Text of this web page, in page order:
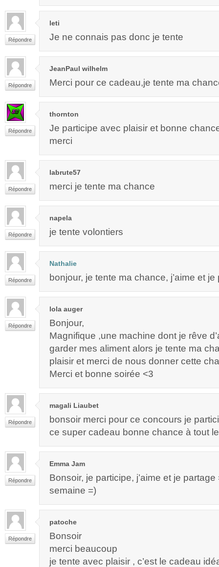
Répondre
leti
Je ne connais pas donc je tente
Répondre
JeanPaul wilhelm
Merci pour ce cadeau,je tente ma
Répondre
thornton
Je participe avec plaisir et bonne
merci
Répondre
labrute57
merci je tente ma chance
Répondre
napela
je tente volontiers
Répondre
Nathalie
bonjour, je tente ma chance, j’aime et
Répondre
lola auger
Bonjour,
Magnifique ,une machine dont je rêve
garder mes aliment alors je tente ma
plaisir et merci de nous donner cette
Merci et bonne soirée <3
Répondre
magali Liaubet
bonsoir merci pour ce concours je
ce super cadeau bonne chance à tout
Répondre
Emma Jam
Bonsoir, je participe, j’aime et je
semaine =)
Répondre
patoche
Bonsoir
merci beaucoup
je tente avec plaisir , c’est le cadeau